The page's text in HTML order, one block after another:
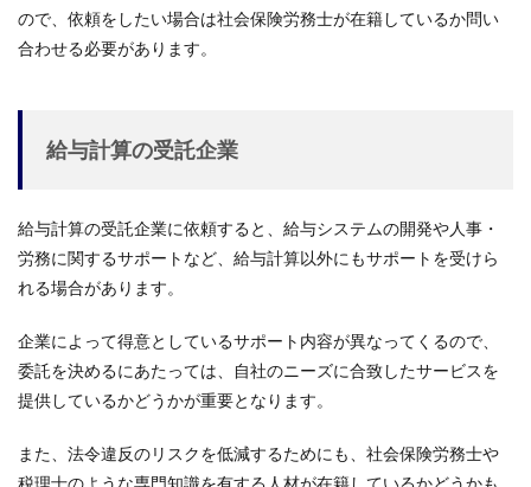
ので、依頼をしたい場合は社会保険労務士が在籍しているか問い
合わせる必要があります。
給与計算の受託企業
給与計算の受託企業に依頼すると、給与システムの開発や人事・
労務に関するサポートなど、給与計算以外にもサポートを受けら
れる場合があります。
企業によって得意としているサポート内容が異なってくるので、
委託を決めるにあたっては、自社のニーズに合致したサービスを
提供しているかどうかが重要となります。
また、法令違反のリスクを低減するためにも、社会保険労務士や
税理士のような専門知識を有する人材が在籍しているかどうかも